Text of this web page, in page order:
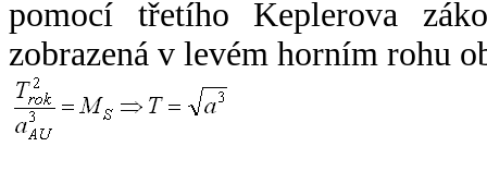
pomocí třetího Keplerova
zobrazená v levém horním rohu